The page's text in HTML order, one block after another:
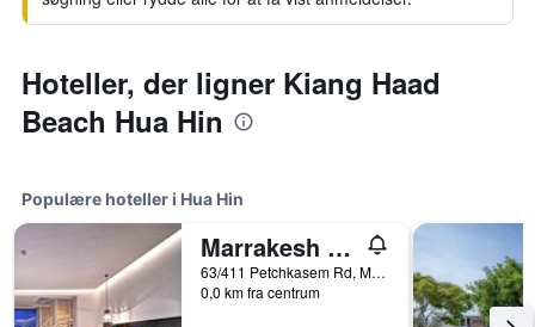
Hoteller, der ligner Kiang Haad
Beach Hua Hin
Populære hoteller i Hua Hin
Marrakesh Hua Hin Resort & Spa
63/411 Petchkasem Rd, Moo Baan Nong Kae, Hua Hin, Thailand
0,0 km fra centrum